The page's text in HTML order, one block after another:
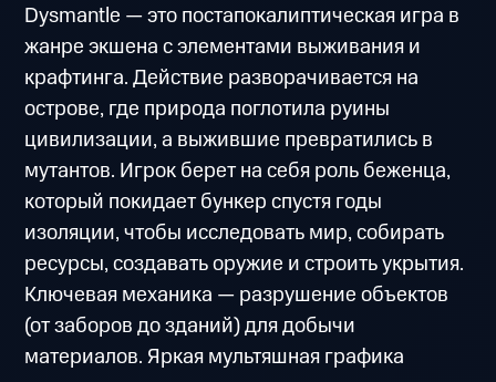
Dysmantle — это постапокалиптическая игра в
жанре экшена с элементами выживания и
крафтинга. Действие разворачивается на
острове, где природа поглотила руины
цивилизации, а выжившие превратились в
мутантов. Игрок берет на себя роль беженца,
который покидает бункер спустя годы
изоляции, чтобы исследовать мир, собирать
ресурсы, создавать оружие и строить укрытия.
Ключевая механика — разрушение объектов
(от заборов до зданий) для добычи
материалов. Яркая мультяшная графика